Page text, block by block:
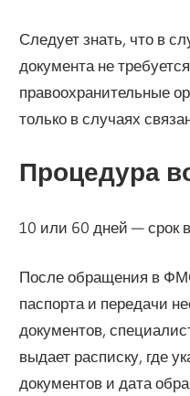
Следует знать, что в
документа не
правоохранительные
только в случаях
Процедура
10 или 60 дней — срок
После обращения в
паспорта и передачи
документов,
выдает расписку, где
документов и дата